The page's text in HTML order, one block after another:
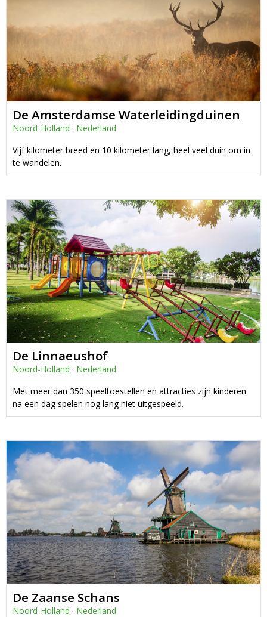
De Amsterdamse Waterleidingduinen
Noord-Holland · Nederland
Vijf kilometer breed en 10 kilometer lang, heel veel duin om in
te wandelen.
De Linnaeushof
Noord-Holland · Nederland
Met meer dan 350 speeltoestellen en attracties zijn kinderen
na een dag spelen nog lang niet uitgespeeld.
De Zaanse Schans
Noord-Holland · Nederland